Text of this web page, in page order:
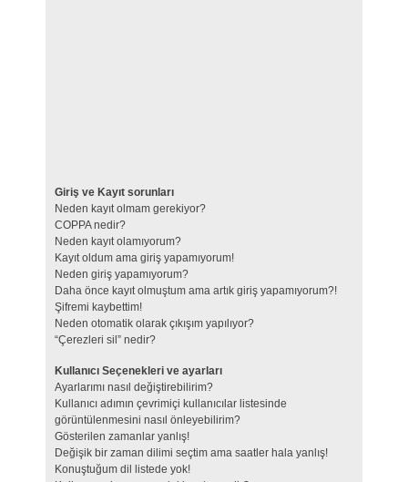
Giriş ve Kayıt sorunları
Neden kayıt olmam gerekiyor?
COPPA nedir?
Neden kayıt olamıyorum?
Kayıt oldum ama giriş yapamıyorum!
Neden giriş yapamıyorum?
Daha önce kayıt olmuştum ama artık giriş yapamıyorum?!
Şifremi kaybettim!
Neden otomatik olarak çıkışım yapılıyor?
“Çerezleri sil” nedir?
Kullanıcı Seçenekleri ve ayarları
Ayarlarımı nasıl değiştirebilirim?
Kullanıcı adımın çevrimiçi kullanıcılar listesinde
görüntülenmesini nasıl önleyebilirim?
Gösterilen zamanlar yanlış!
Değişik bir zaman dilimi seçtim ama saatler hala yanlış!
Konuştuğum dil listede yok!